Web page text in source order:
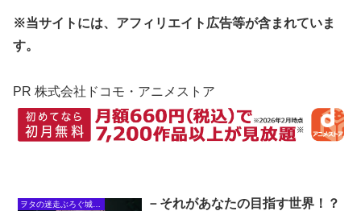
※当サイトには、アフィリエイト広告等が含まれていま
す。
PR 株式会社ドコモ・アニメストア
－それがあなたの目指す世界！？